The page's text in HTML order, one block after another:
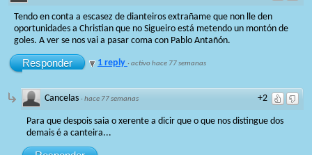
Tendo en conta a escasez de dianteiros extrañame que non lle den
oportunidades a Christian que no Sigueiro está metendo un montón de
goles. A ver se nos vai a pasar coma con Pablo Antañón.
Responder 1 reply ·activo hace 77 semanas
+2
Cancelas ·hace 77 semanas
Para que despois saia o xerente a dicir que o que nos distingue dos
demais é a canteira...